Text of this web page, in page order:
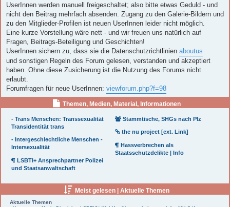
UserInnen werden manuell freigeschaltet; also bitte etwas Geduld - und
nicht den Beitrag mehrfach absenden. Zugang zu den Galerie-Bildern und
zu den Mitglieder-Profilen ist neuen UserInnen leider nicht möglich.
Eine kurze Vorstellung wäre nett - und wir freuen uns natürlich auf
Fragen, Beitrags-Beteiligung und Geschichten!
UserInnen sichern zu, dass sie die Datenschutzrichtlinien aboutus
und sonstigen Regeln des Forum gelesen, verstanden und akzeptiert
haben. Ohne diese Zusicherung ist die Nutzung des Forums nicht
erlaubt.
Forumfragen für neue UserInnen: viewforum.php?f=98
Themen, Medien, Material, Informationen
- Trans Menschen: Transsexualität
Transidentität trans
- Intergeschlechtliche Menschen -
Intersexualität
LSBTI+ Ansprechpartner Polizei
und Staatsanwaltschaft
Stammtische, SHGs nach Plz
the nu project [ext. Link]
Hassverbrechen als
Staatsschutzdelikte | Info
Meist gelesen | Aktuelle Themen
Aktuelle Themen